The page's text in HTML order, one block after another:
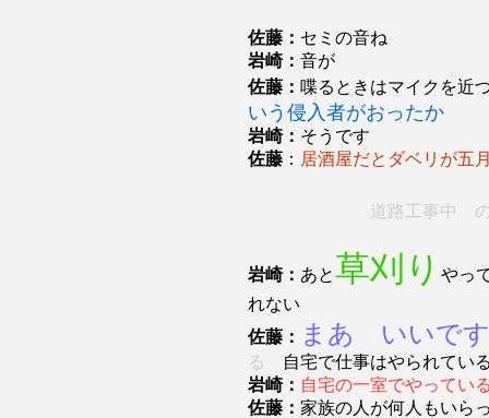
佐藤： セミの音ね
岩崎： 音が
佐藤： 喋るときはマイクを近
いう侵入者がおったか
岩崎： そうです
佐藤 ： 居酒屋だとダベリが五
道路工事中
岩崎： あと草刈り やっ
れない
佐藤：
まあ いいで
る
自宅で仕事はやられてい
岩崎： 自宅の一室でやってい
佐藤： 家族の人が何人もいら